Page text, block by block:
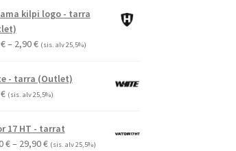
kilpi logo - tarra
€– 2,90€Hintaluokka:
-
(sis. alv 25,5%)
- tarra (Outlet)
€ (sis. alv 25,5%)
17 HT - tarrat
€– 29,90€Hintaluokka:
(sis. alv 25,5%)